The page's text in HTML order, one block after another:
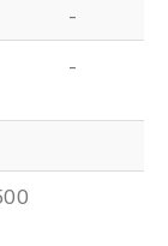
-
-